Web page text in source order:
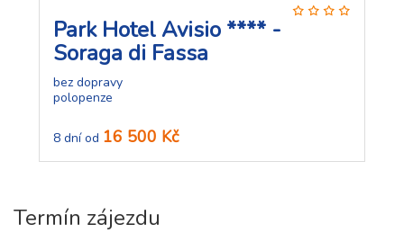
Park Hotel Avisio **** -
Soraga di Fassa
bez dopravy
polopenze
8 dní od 16 500 Kč
Termín zájezdu